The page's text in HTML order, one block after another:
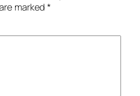
marked*